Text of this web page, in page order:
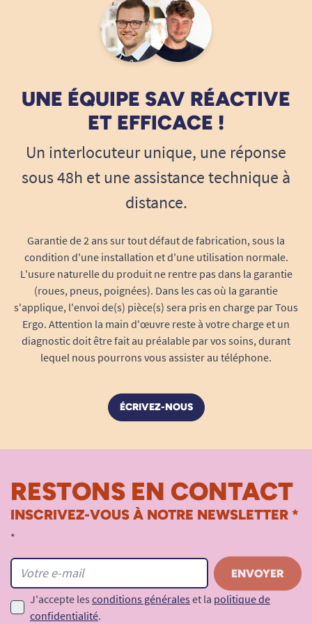
manipulation. Le flacon reste simple à remplacer
tout en offrant une durée d'utilisation adaptée à
une diffusion régulière.
de maintenance et permet de conserver une
ambiance parfumée pendant une longue
Plusieurs fragrances disponibles
Chaque établissement possède sa propre
identité. C'est pourquoi la recharge Nebulibox
afin de répondre à des besoins variés.
Certaines fragrances apportent une sensation de
fraîcheur, tandis que d'autres créent une
atmosphère plus chaleureuse ou plus raffinée.
Cette diversité permet de choisir une ambiance
cohérente avec le lieu concerné.
Bois de Figuier, Fruido, Davania, Kiaora, Mistral,
Pomelos, Vertige ou encore Bellissima.
au système Nebulibox Medium. Cette diffusion
permet d'éviter les variations importantes
d'intensité et favorise une perception agréable
Les occupants des lieux profitent ainsi d'une
ambiance stable sans saturation olfactive.
UNE ÉQUIPE SAV RÉACTIVE
ET EFFICACE !
Un interlocuteur unique, une réponse
sous 48h et une assistance technique à
distance.
Garantie de 2 ans sur tout défaut de fabrication, sous la
condition d'une installation et d'une utilisation normale.
L'usure naturelle du produit ne rentre pas dans la garantie
(roues, pneus, poignées). Dans les cas où la garantie
s'applique, l'envoi de(s) pièce(s) sera pris en charge par Tous
Ergo. Attention la main d'œuvre reste à votre charge et un
diagnostic doit être fait au préalable par vos soins, durant
lequel nous pourrons vous assister au téléphone.
ÉCRIVEZ-NOUS
RESTONS EN CONTACT
INSCRIVEZ-VOUS À NOTRE NEWSLETTER *
*
J'accepte les conditions générales et la politique de
confidentialité.